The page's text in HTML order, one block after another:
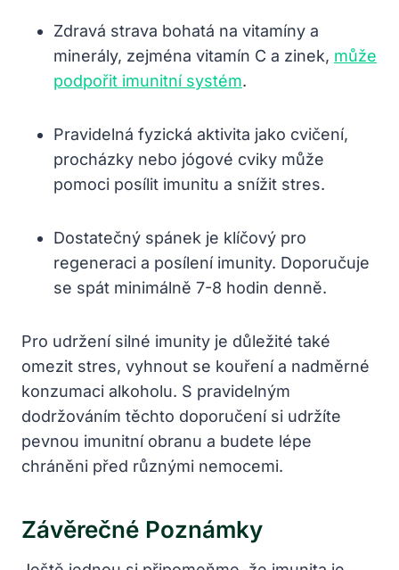
Zdravá strava bohatá na vitamíny a
minerály, zejména vitamín C a zinek, může
podpořit imunitní systém.
Pravidelná fyzická aktivita jako cvičení,
procházky nebo jógové cviky může
pomoci posílit imunitu a snížit stres.
Dostatečný spánek je klíčový pro
regeneraci a posílení imunity. Doporučuje
se spát minimálně 7-8 hodin denně.
Pro udržení silné imunity je důležité také
omezit stres, vyhnout se kouření a nadměrné
konzumaci alkoholu. S pravidelným
dodržováním těchto doporučení si udržíte
pevnou imunitní obranu a budete lépe
chráněni před různými nemocemi.
Závěrečné Poznámky